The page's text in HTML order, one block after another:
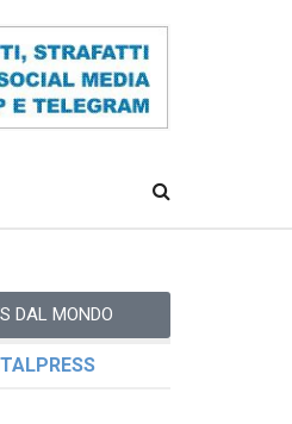
DAL MONDO